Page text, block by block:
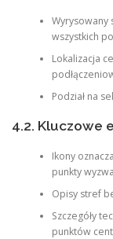
Wyrysowany
wszystkich
Lokalizacja
Podział na
4.2. Kluczowe
Ikony
punkty
Opisy stref
Szczegóły
punktów